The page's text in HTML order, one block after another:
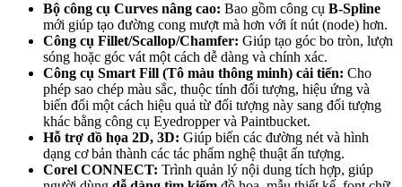
Bộ công cụ Curves nâng cao: Bao gồm công cụ B-Spline
mới giúp tạo đường cong mượt mà hơn với ít nút (node) hơn.
Công cụ Fillet/Scallop/Chamfer: Giúp tạo góc bo tròn, lượn
sóng hoặc góc vát một cách dễ dàng và chính xác.
Công cụ Smart Fill (Tô màu thông minh) cải tiến: Cho
phép sao chép màu sắc, thuộc tính đối tượng, hiệu ứng và
biến đổi một cách hiệu quả từ đối tượng này sang đối tượng
khác bằng công cụ Eyedropper và Paintbucket.
Hỗ trợ đồ họa 2D, 3D: Giúp biến các đường nét và hình
dạng cơ bản thành các tác phẩm nghệ thuật ấn tượng.
Corel CONNECT: Trình quản lý nội dung tích hợp, giúp